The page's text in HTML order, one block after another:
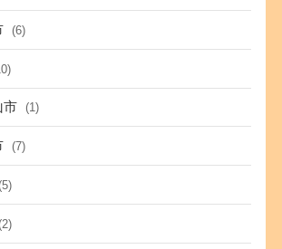
(6)
市 (1)
(7)